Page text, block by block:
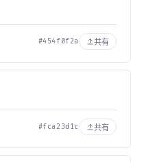
#454f0f2a 共有
#fca23d1c 共有